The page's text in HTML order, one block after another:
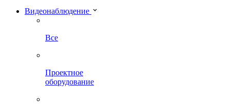
Видеонаблюдение
Все
Проектное
оборудование